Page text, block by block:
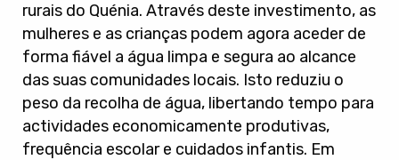
rurais do Quénia. Através deste investimento, as
mulheres e as crianças podem agora aceder de
forma fiável a água limpa e segura ao alcance
das suas comunidades locais. Isto reduziu o
peso da recolha de água, libertando tempo para
actividades economicamente produtivas,
frequência escolar e cuidados infantis. Em